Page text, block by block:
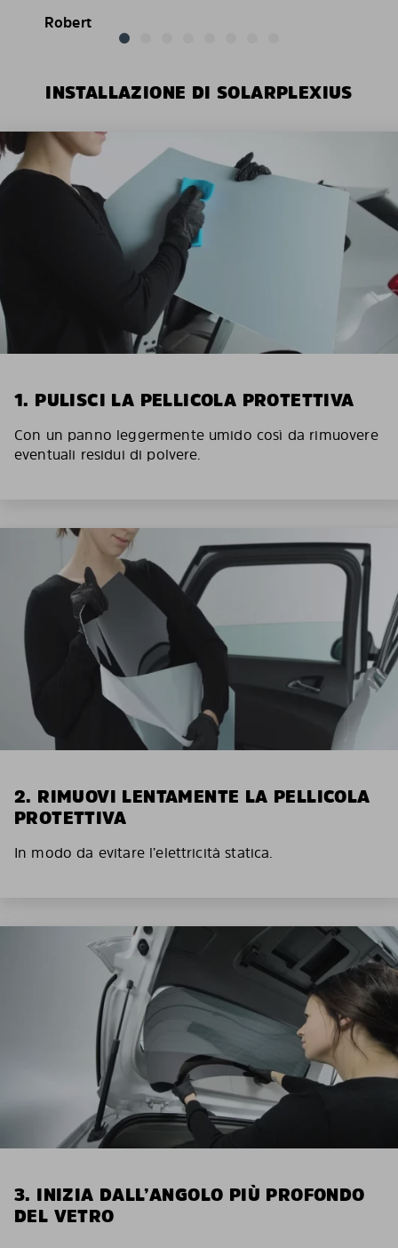
Robert
INSTALLAZIONE DI SOLARPLEXIUS
1. PULISCI LA PELLICOLA PROTETTIVA
Con un panno leggermente umido così da rimuovere
eventuali residui di polvere.
2. RIMUOVI LENTAMENTE LA PELLICOLA
PROTETTIVA
In modo da evitare l’elettricità statica.
3. INIZIA DALL’ANGOLO PIÙ PROFONDO
DEL VETRO